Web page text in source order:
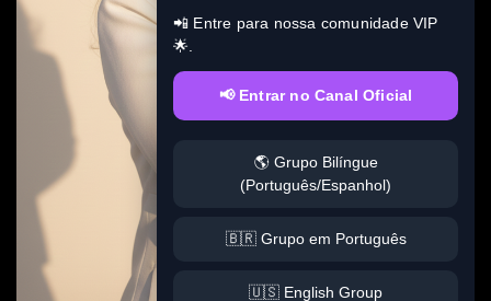
📲 Entre para nossa comunidade VIP
🌟.
📢 Entrar no Canal Oficial
🌎 Grupo Bilíngue
(Português/Espanhol)
🇧🇷 Grupo em Português
🇺🇸 English Group